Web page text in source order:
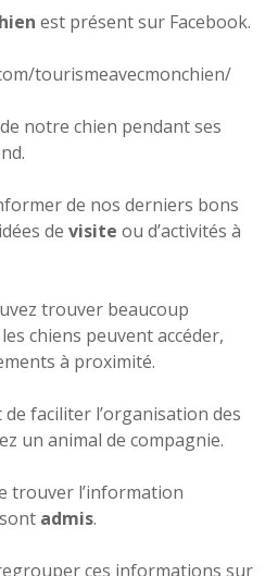
est présent sur Facebook.
tourismeavecmonchien/
notre chien pendant ses
de nos derniers bons
de visite ou d’activités à
trouver beaucoup
chiens peuvent accéder,
à proximité.
faciliter l’organisation des
un animal de compagnie.
trouver l’information
sont admis.
ces informations sur